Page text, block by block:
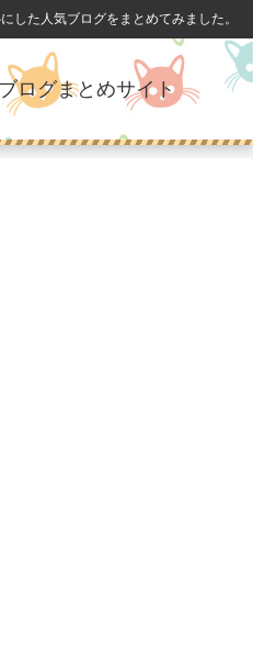
した人気ブログをまとめてみました。
ログまとめサイト